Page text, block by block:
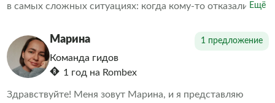
в самых сложных ситуациях: когда кому-то отказали в
впечатления от проведенных экскурсий другими
организаторами. Делаем всё возможное, чтобы наши
клиенты остались довольны. А дальше выбор за вами
Ещё
Марина 1 предложение
Команда гидов
1 год на Rombex
Здравствуйте! Меня зовут Марина, и я представляю